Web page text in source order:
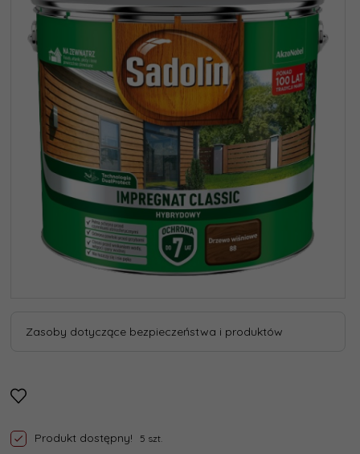
Zasoby dotyczące bezpieczeństwa i produktów
Produkt dostępny! 5 szt.